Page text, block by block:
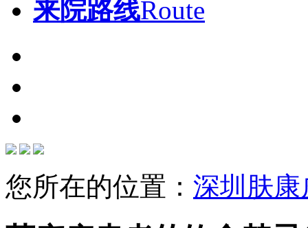
来院路线Route
您所在的位置： 深圳肤